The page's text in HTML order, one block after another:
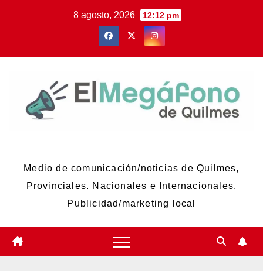
8 agosto, 2026 12:12 pm
Medio de comunicación/noticias de Quilmes,
Provinciales. Nacionales e Internacionales.
Publicidad/marketing local